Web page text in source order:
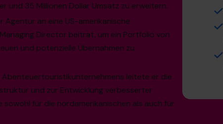
und 35 Millionen Dollar Umsatz zu erweitern.
Agentur an eine US-amerikanische
Director beitrat, um ein Portfolio von
und potenzielle Übernahmen zu
Abenteuertouristikunternehmens leitete er die
und zur Entwicklung verbesserter
für die nordamerikanischen als auch für